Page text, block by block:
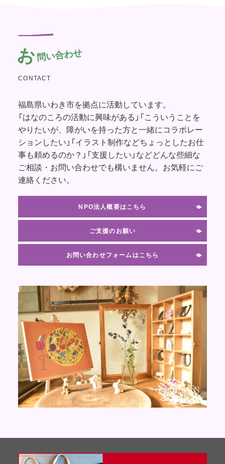
お問い合わせ
CONTACT
福島県いわき市を拠点に活動しています。
「はなのころの活動に興味がある」「こういうことを
やりたいが、障がいを持った方と一緒にコラボレー
ションしたい」「イラスト制作などちょっとしたお仕
事も頼めるのか？」「支援したい」などどんな些細な
ご相談・お問い合わせでも構いません。お気軽にご
連絡ください。
NPO法人概要はこちら
ご支援のお願い
お問い合わせフォームはこちら